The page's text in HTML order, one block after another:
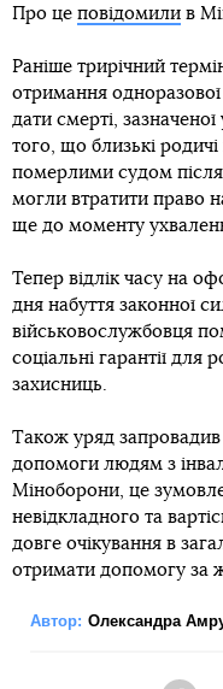
Про це повідомили в
Раніше трирічний
отримання
дати смерті,
того, що близькі
померлими судом після
могли втратити право
ще до моменту
Тепер відлік часу на
дня набуття законної
військовослужбовця
соціальні гарантії для
захисниць.
Також уряд запровадив
допомоги людям з
Міноборони, це
невідкладного та
довге очікування в
отримати допомогу за
Автор: Олександра